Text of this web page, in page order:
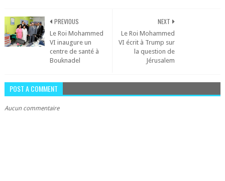
NEXT
Le Roi Mohammed
VI écrit à Trump sur
la question de
Jérusalem
PREVIOUS
Le Roi Mohammed
VI inaugure un
centre de santé à
Bouknadel
POST A COMMENT
Aucun commentaire